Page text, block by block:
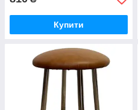
Купити